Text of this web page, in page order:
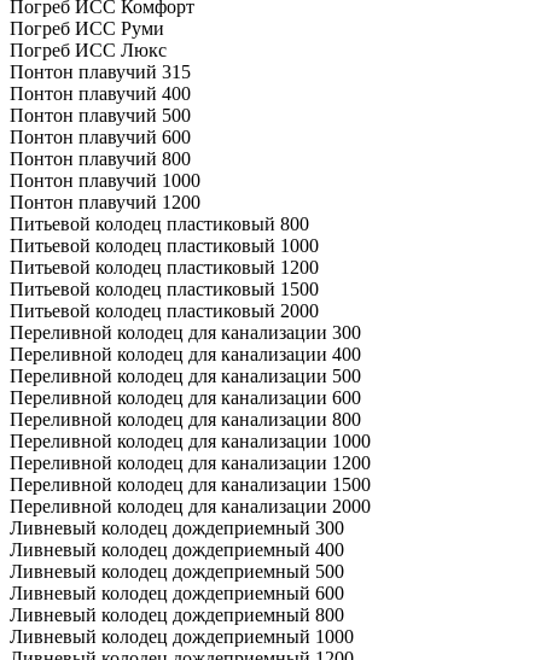
Погреб ИСС Комфорт
Погреб ИСС Руми
Погреб ИСС Люкс
Понтон плавучий 315
Понтон плавучий 400
Понтон плавучий 500
Понтон плавучий 600
Понтон плавучий 800
Понтон плавучий 1000
Понтон плавучий 1200
Питьевой колодец пластиковый 800
Питьевой колодец пластиковый 1000
Питьевой колодец пластиковый 1200
Питьевой колодец пластиковый 1500
Питьевой колодец пластиковый 2000
Переливной колодец для канализации 300
Переливной колодец для канализации 400
Переливной колодец для канализации 500
Переливной колодец для канализации 600
Переливной колодец для канализации 800
Переливной колодец для канализации 1000
Переливной колодец для канализации 1200
Переливной колодец для канализации 1500
Переливной колодец для канализации 2000
Ливневый колодец дождеприемный 300
Ливневый колодец дождеприемный 400
Ливневый колодец дождеприемный 500
Ливневый колодец дождеприемный 600
Ливневый колодец дождеприемный 800
Ливневый колодец дождеприемный 1000